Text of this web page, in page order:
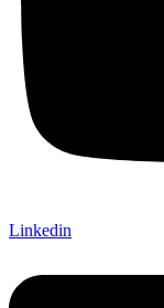
Linkedin